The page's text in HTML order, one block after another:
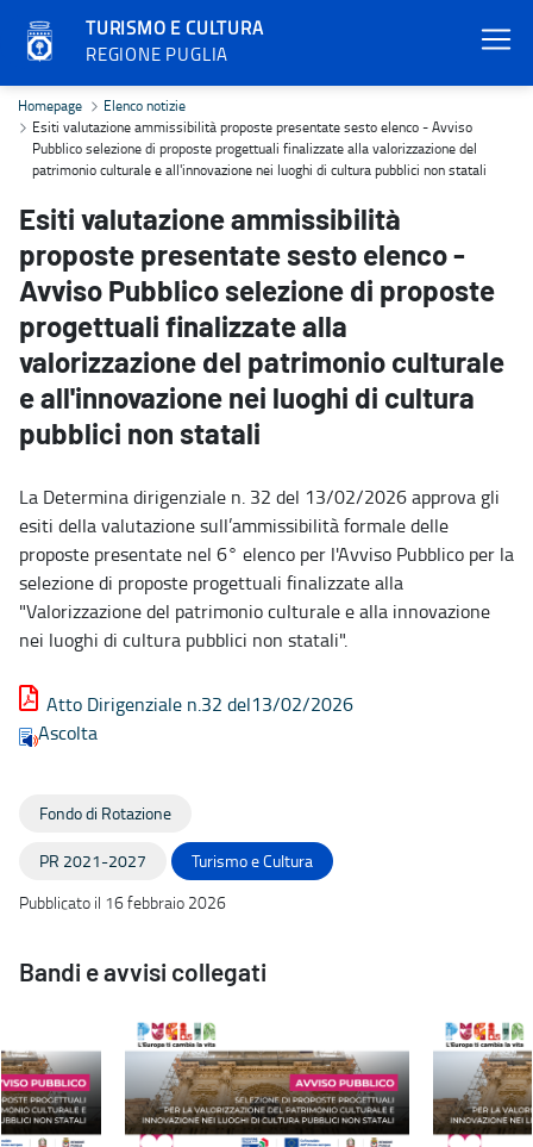
TURISMO E CULTURA
REGIONE PUGLIA
Esiti valutazione ammissibilità proposte presentate sesto
Homepage
Elenco notizie
Esiti valutazione ammissibilità proposte presentate sesto elenco - Avviso
Pubblico selezione di proposte progettuali finalizzate alla valorizzazione del
patrimonio culturale e all'innovazione nei luoghi di cultura pubblici non statali
Esiti valutazione ammissibilità
proposte presentate sesto elenco -
Avviso Pubblico selezione di proposte
progettuali finalizzate alla
valorizzazione del patrimonio culturale
e all'innovazione nei luoghi di cultura
pubblici non statali
La Determina dirigenziale n. 32 del 13/02/2026 approva gli
esiti della valutazione sull’ammissibilità formale delle
proposte presentate nel 6° elenco per l'Avviso Pubblico per la
selezione di proposte progettuali finalizzate alla
"Valorizzazione del patrimonio culturale e alla innovazione
nei luoghi di cultura pubblici non statali".
Atto Dirigenziale n.32 del13/02/2026
Ascolta
Fondo di Rotazione
PR 2021-2027
Turismo e Cultura
Pubblicato il 16 febbraio 2026
Bandi e avvisi collegati